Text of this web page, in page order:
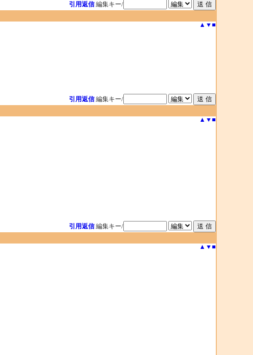
引用返信 編集キー/
▲ ▼ ■
引用返信 編集キー/
▲ ▼ ■
引用返信 編集キー/
▲ ▼ ■